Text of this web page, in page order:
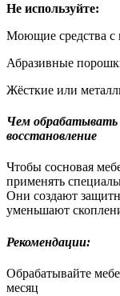
Не используйте:
Моющие средства с
Абразивные
Жёсткие или
Чем обрабатывать
восстановление
Чтобы сосновая
применять
Они создают
уменьшают
Рекомендации:
Обрабатывайте
месяц